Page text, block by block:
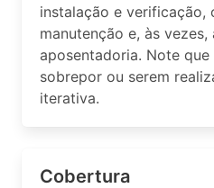
instalação e verificação,
manutenção e, às vezes,
aposentadoria. Note
sobrepor ou serem
iterativa.
Cobertura